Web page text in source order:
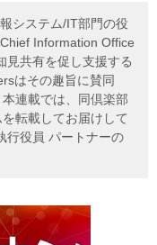
システム/IT部門の役
Information Office
見共有を促し支援する
はその趣旨に賛同
連載では、同倶楽部
転載してお届けして
行役員 パートナーの